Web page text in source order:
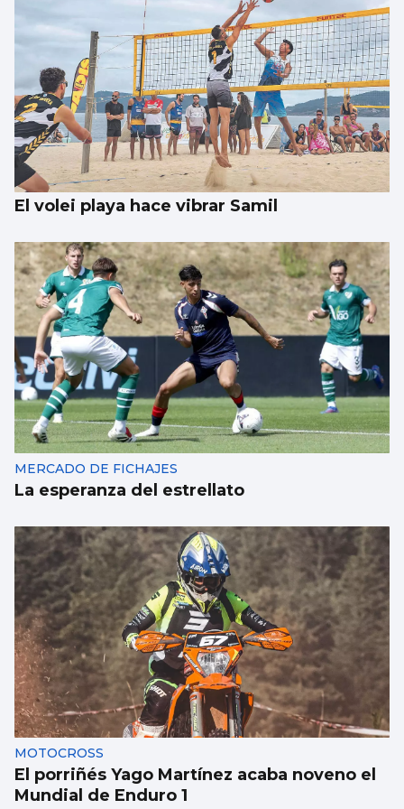
FÚTBOL
La gobernanza de la FIFA genera dudas
El volei playa hace vibrar Samil
MERCADO DE FICHAJES
La esperanza del estrellato
MOTOCROSS
El porriñés Yago Martínez acaba noveno el
Mundial de Enduro 1